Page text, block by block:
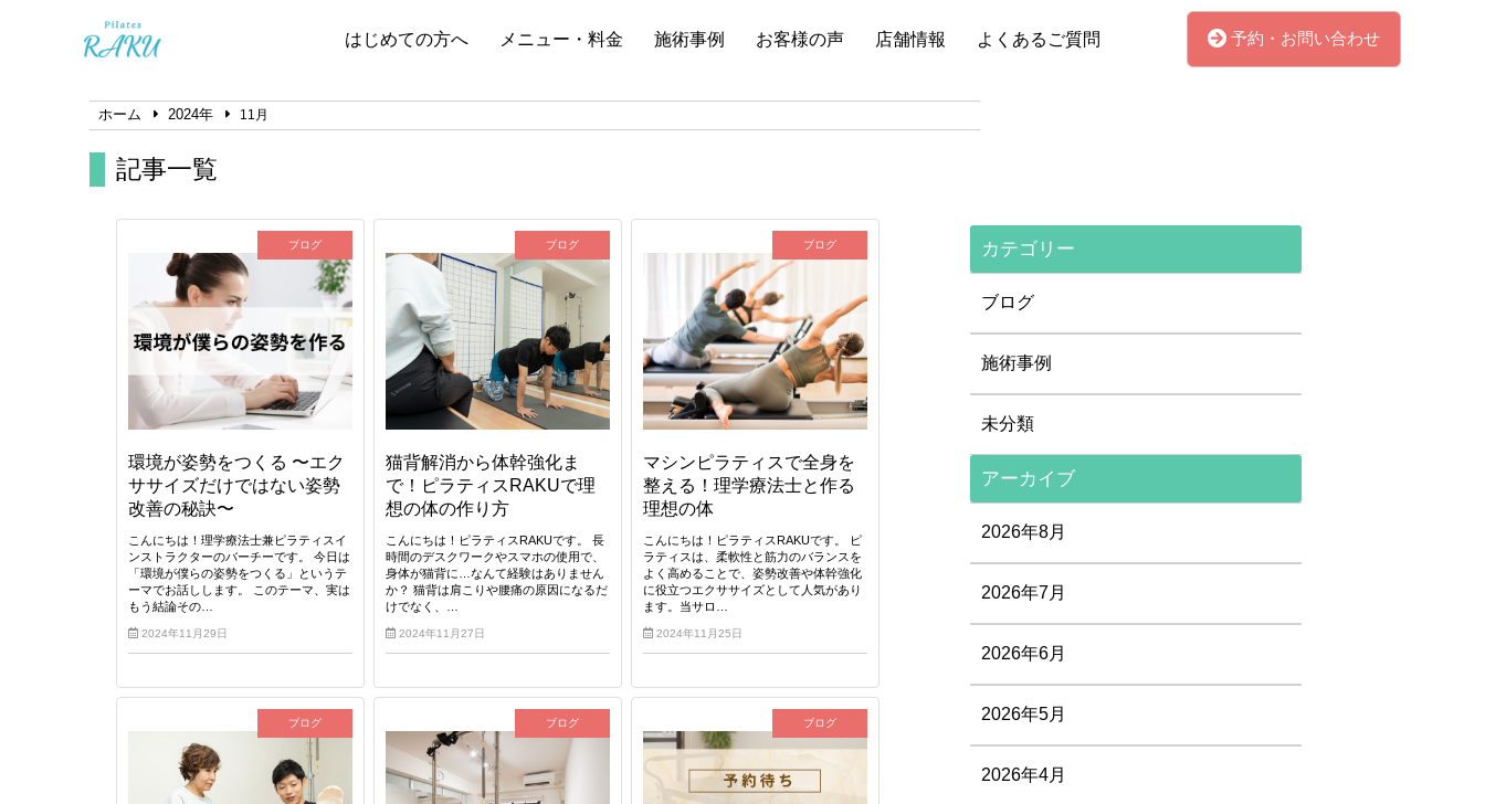
はじめての方へ メニュー・料金 施術事例 お客様の声 店舗情報 よくあるご質問 予約・お問い合わせ
ホーム 2024年 11月
記事一覧
ブログ
環境が姿勢をつくる 〜エク
ササイズだけではない姿勢
改善の秘訣〜
こんにちは！理学療法士兼ピラティスイ
ンストラクターのバーチーです。 今日は
「環境が僕らの姿勢をつくる」というテ
ーマでお話しします。 このテーマ、実は
もう結論その…
2024年11月29日
ブログ
猫背解消から体幹強化ま
で！ピラティスRAKUで理
想の体の作り方
こんにちは！ピラティスRAKUです。 長
時間のデスクワークやスマホの使用で、
身体が猫背に…なんて経験はありません
か？ 猫背は肩こりや腰痛の原因になるだ
けでなく、…
2024年11月27日
ブログ
マシンピラティスで全身を
整える！理学療法士と作る
理想の体
こんにちは！ピラティスRAKUです。 ピ
ラティスは、柔軟性と筋力のバランスを
よく高めることで、姿勢改善や体幹強化
に役立つエクササイズとして人気があり
ます。当サロ…
2024年11月25日
ブログ ブログ ブログ
カテゴリー
ブログ
施術事例
未分類
アーカイブ
2026年8月
2026年7月
2026年6月
2026年5月
2026年4月